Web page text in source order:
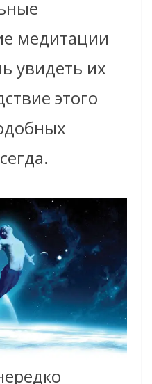
медитации
увидеть их
этого